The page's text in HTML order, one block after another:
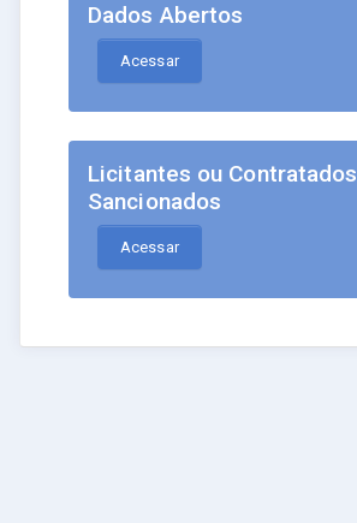
Dados Abertos
Acessar
Licitantes ou Contratados
Sancionados
Acessar